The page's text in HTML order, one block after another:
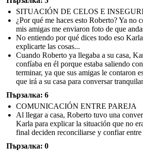
SITUACIÓN DE CELOS E
¿Por qué me haces esto Roberto? Ya no
mis amigas me enviaron foto de que
No entiendo por qué dices todo eso
explicarte las cosas...
Cuando Roberto ya llegaba a su casa,
confíaba en él porque estaba saliendo
terminar, ya que sus amigas le contaron
que irá a su casa para conversar
Пързалка: 6
COMUNICACIÓN ENTRE PAREJA
Al llegar a casa, Roberto tuvo una
Karla para explicar la situación que no
final deciden reconciliarse y confiar entre
Пързалка: 0